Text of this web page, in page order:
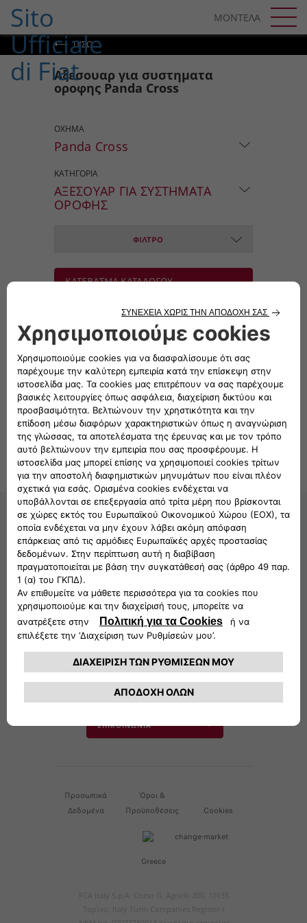
ΜΟΝΤΕΛΑ
SKIP TO NAVIGATION
ΠΊΣΩ
Αξεσουαρ για συστηματα
οροφης Panda Cross
ΟΧΗΜΑ
Panda Cross
ΚΑΤΗΓΟΡΙΑ
ΑΞΕΣΟΥΑΡ ΓΙΑ ΣΥΣΤΗΜΑΤΑ
ΟΡΟΦΗΣ
ΦΙΛΤΡΟ
ΚΑΤΕΒΑΣΜΑ ΚΑΤΑΛΟΓΟΥ
Σημείωση: Στην τιμή δεν
περιλαμβάνονται έξοδα
εγκατάστασης-τοποθέτησης
Ακολουθήστε μας
ΕΞΥΠΗΡΕΤΗΣΗ ΠΕΛΑΤΩΝ FIAT
CIAO FIAT
80011 500800
info@fiat.gr
Δευτέρα μέχρι Παρασκευή από τις 10 π.μ. έως τις
19 μ.μ. εξ��ιρουμένων των εορταστικών ημερών
και των εκτάκτων αργιών
Επικοινωνήστε με την εξυπηρέτηση πελατών
ΕΠΙΚΟΙΝΩΝΙΑ
Προσωπικά
Δεδομένα
Όροι &
Προϋποθέσεις
Cookies
Greece